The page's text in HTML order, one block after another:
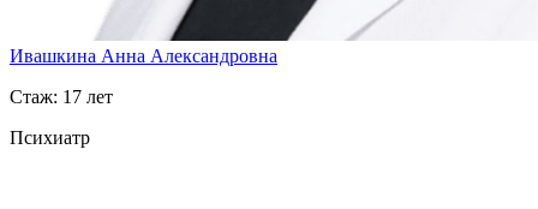
Ивашкина Анна Александровна
Стаж: 17 лет
Психиатр